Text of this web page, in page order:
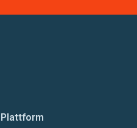
Plattform